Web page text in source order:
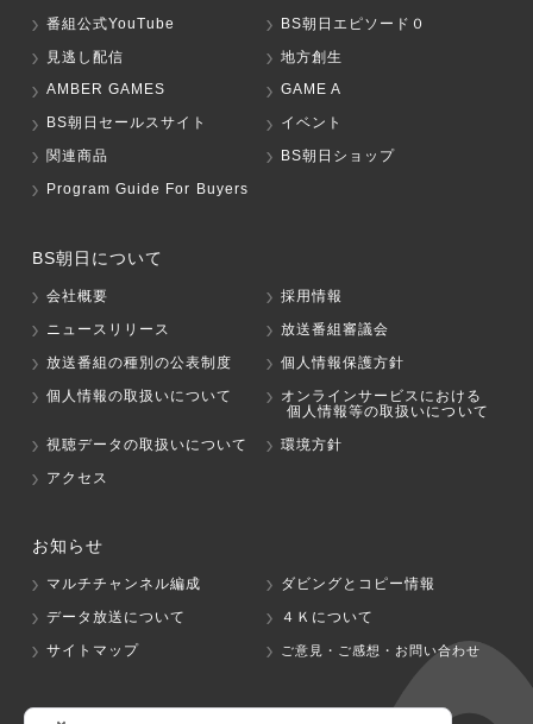
番組公式YouTube
BS朝日エピソード０
見逃し配信
地方創生
AMBER GAMES
GAME A
BS朝日セールスサイト
イベント
関連商品
BS朝日ショップ
Program Guide For Buyers
BS朝日について
会社概要
採用情報
ニュースリリース
放送番組審議会
放送番組の種別の公表制度
個人情報保護方針
個人情報の取扱いについて
オンラインサービスにおける
個人情報等の取扱いについて
視聴データの取扱いについて
環境方針
アクセス
お知らせ
マルチチャンネル編成
ダビングとコピー情報
データ放送について
４Ｋについて
サイトマップ
ご意見・ご感想・お問い合わせ
グループ会社